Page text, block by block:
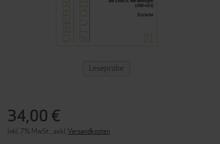
34,00 €
Inkl. 7% MwSt. exkl. Versandkosten
ZUM
ANFANG
Leseprobe